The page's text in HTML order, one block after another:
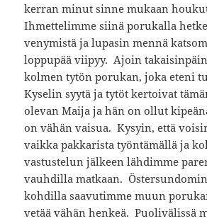
kerran minut sinne mukaan
Ihmettelimme siinä porukalla
venymistä ja lupasin mennä
loppupää viipyy. Ajoin
kolmen tytön porukan, joka eteni
Kyselin syytä ja tytöt kertoivat
olevan Maija ja hän on ollut
on vähän vaisua. Kysyin, että
vaikka pakkarista työntämällä ja
vastustelun jälkeen lähdimme
vauhdilla matkaan.
kohdilla saavutimme muun
vetää vähän henkeä. Puolivälissä